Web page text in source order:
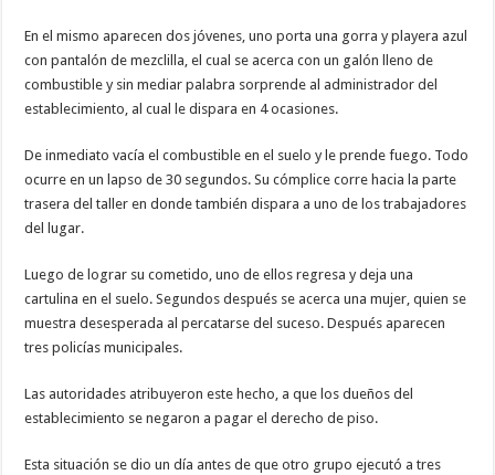
En el mismo aparecen dos jóvenes, uno porta una gorra y playera azul
con pantalón de mezclilla, el cual se acerca con un galón lleno de
combustible y sin mediar palabra sorprende al administrador del
establecimiento, al cual le dispara en 4 ocasiones.
De inmediato vacía el combustible en el suelo y le prende fuego. Todo
ocurre en un lapso de 30 segundos. Su cómplice corre hacia la parte
trasera del taller en donde también dispara a uno de los trabajadores
del lugar.
Luego de lograr su cometido, uno de ellos regresa y deja una
cartulina en el suelo. Segundos después se acerca una mujer, quien se
muestra desesperada al percatarse del suceso. Después aparecen
tres policías municipales.
Las autoridades atribuyeron este hecho, a que los dueños del
establecimiento se negaron a pagar el derecho de piso.
Esta situación se dio un día antes de que otro grupo ejecutó a tres